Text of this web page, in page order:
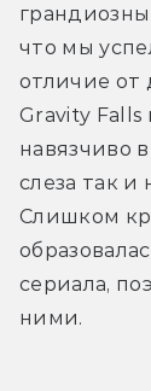
что мы
отличие от
Gravity Falls
навязчиво
слеза так и
Слишком
сериала,
ними.